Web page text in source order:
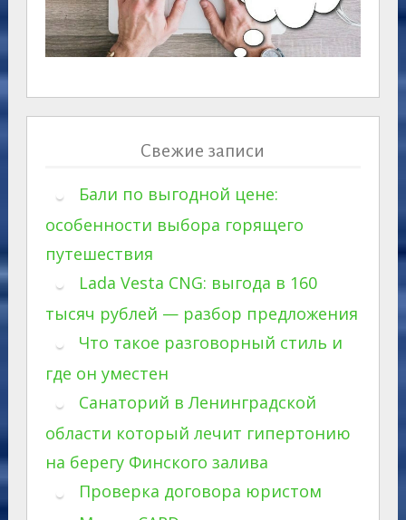
Свежие записи
Бали по выгодной цене:
особенности выбора горящего
путешествия
Lada Vesta CNG: выгода в 160
тысяч рублей — разбор предложения
Что такое разговорный стиль и
где он уместен
Санаторий в Ленинградской
области который лечит гипертонию
на берегу Финского залива
Проверка договора юристом